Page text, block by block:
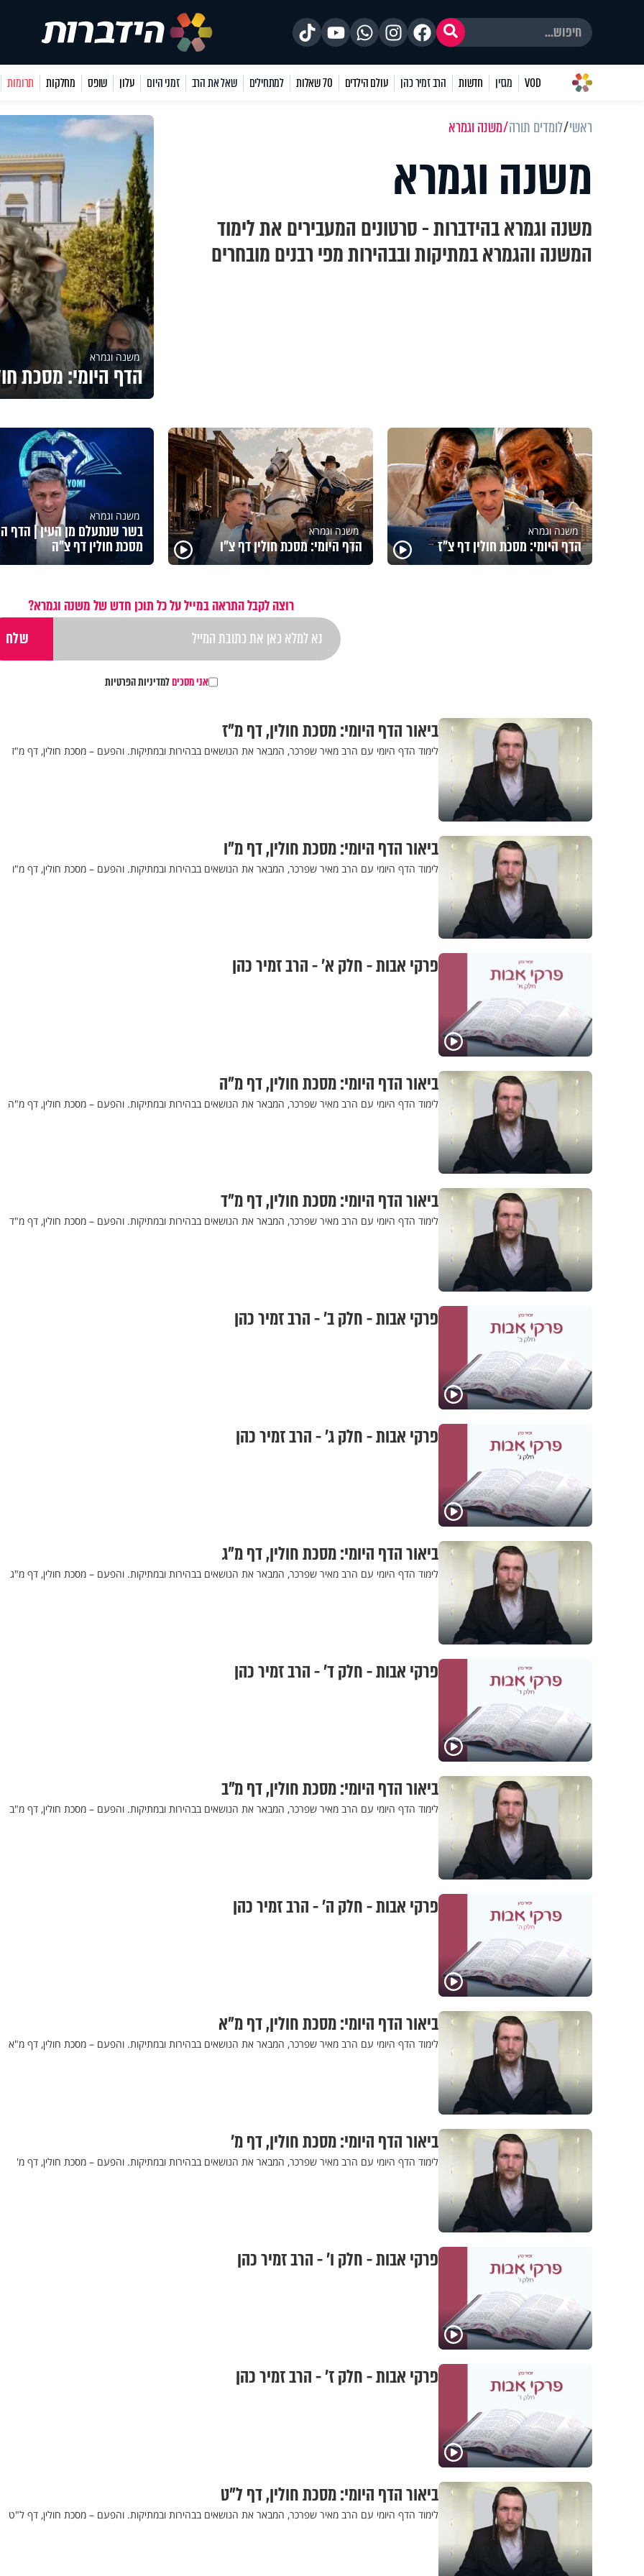
VOD מגזין חדשות הרב זמיר כהן עולם הילדים 70 שאלות למתחילים שאל את הרב זמני היום עלון שופס מחלקות תרומות
ראשי לומדים תורה משנה וגמרא
משנה וגמרא
משנה וגמרא בהידברות - סרטונים המעבירים את לימוד
המשנה והגמרא במתיקות ובבהירות מפי רבנים מובחרים
משנה וגמרא
הדף היומי: מסכת
משנה וגמרא
הדף היומי: מסכת חולין דף צ"ז
משנה וגמרא
הדף היומי: מסכת חולין דף צ"ו
משנה וגמרא
בשר שנתעלם מן העין | הדף
מסכת חולין דף צ"ה
רוצה לקבל התראה במייל על כל תוכן חדש של משנה וגמרא?
אני מסכיםלמדיניות הפרטיות
ביאור הדף היומי: מסכת חולין, דף מ"ז
לימוד הדף היומי עם הרב מאיר שפרכר, המבאר את הנושאים בבהירות ובמתיקות. והפעם – מסכת חולין, דף מ"ז
ביאור הדף היומי: מסכת חולין, דף מ"ו
לימוד הדף היומי עם הרב מאיר שפרכר, המבאר את הנושאים בבהירות ובמתיקות. והפעם – מסכת חולין, דף מ"ו
פרקי אבות - חלק א’ - הרב זמיר כהן
ביאור הדף היומי: מסכת חולין, דף מ"ה
לימוד הדף היומי עם הרב מאיר שפרכר, המבאר את הנושאים בבהירות ובמתיקות. והפעם – מסכת חולין, דף מ"ה
ביאור הדף היומי: מסכת חולין, דף מ"ד
לימוד הדף היומי עם הרב מאיר שפרכר, המבאר את הנושאים בבהירות ובמתיקות. והפעם – מסכת חולין, דף מ"ד
פרקי אבות - חלק ב’ - הרב זמיר כהן
פרקי אבות - חלק ג’ - הרב זמיר כהן
ביאור הדף היומי: מסכת חולין, דף מ"ג
לימוד הדף היומי עם הרב מאיר שפרכר, המבאר את הנושאים בבהירות ובמתיקות. והפעם – מסכת חולין, דף מ"ג
פרקי אבות - חלק ד’ - הרב זמיר כהן
ביאור הדף היומי: מסכת חולין, דף מ"ב
לימוד הדף היומי עם הרב מאיר שפרכר, המבאר את הנושאים בבהירות ובמתיקות. והפעם – מסכת חולין, דף מ"ב
פרקי אבות - חלק ה’ - הרב זמיר כהן
ביאור הדף היומי: מסכת חולין, דף מ"א
לימוד הדף היומי עם הרב מאיר שפרכר, המבאר את הנושאים בבהירות ובמתיקות. והפעם – מסכת חולין, דף מ"א
ביאור הדף היומי: מסכת חולין, דף מ’
לימוד הדף היומי עם הרב מאיר שפרכר, המבאר את הנושאים בבהירות ובמתיקות. והפעם – מסכת חולין, דף מ'
פרקי אבות - חלק ו’ - הרב זמיר כהן
פרקי אבות - חלק ז’ - הרב זמיר כהן
ביאור הדף היומי: מסכת חולין, דף ל"ט
לימוד הדף היומי עם הרב מאיר שפרכר, המבאר את הנושאים בבהירות ובמתיקות. והפעם – מסכת חולין, דף ל"ט